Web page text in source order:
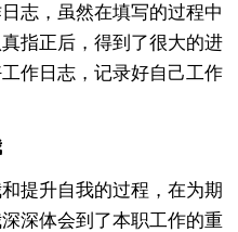
志，虽然在填写的过程中
指正后，得到了很大的进
作日志，记录好自己工作
升自我的过程，在为期
深体会到了本职工作的重